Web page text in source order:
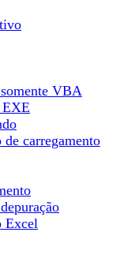
VBA
EXE
carregamento
Excel